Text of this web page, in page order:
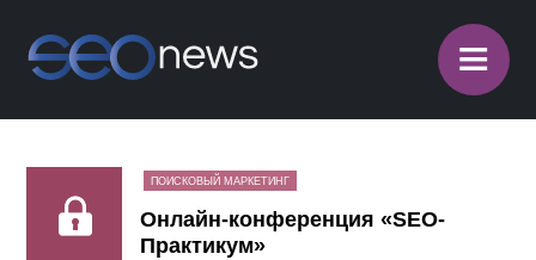
≡
ПОИСКОВЫЙ МАРКЕТИНГ
Онлайн-конференция «SEO-
Практикум»